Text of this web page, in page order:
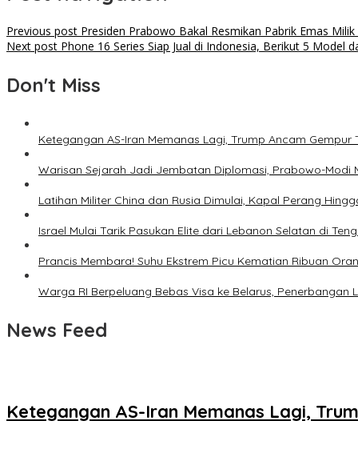
Previous post Presiden Prabowo Bakal Resmikan Pabrik Emas
Next post Phone 16 Series Siap Jual di Indonesia, Berikut 5 Model
Don't Miss
Ketegangan AS-Iran Memanas Lagi, Trump Ancam Gempur
Warisan Sejarah Jadi Jembatan Diplomasi, Prabowo-Modi
Latihan Militer China dan Rusia Dimulai, Kapal Perang
Israel Mulai Tarik Pasukan Elite dari Lebanon Selatan di
Prancis Membara! Suhu Ekstrem Picu Kematian Ribuan
Warga RI Berpeluang Bebas Visa ke Belarus, Penerbangan
News Feed
Ketegangan AS-Iran Memanas Lagi,